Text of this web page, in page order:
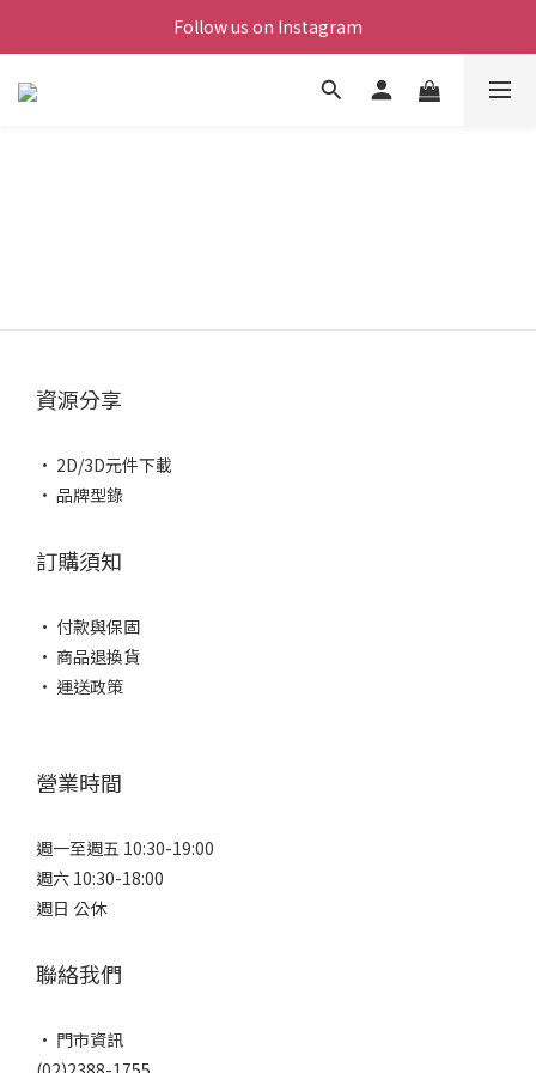
Follow us on Instagram
資源分享
• 2D/3D元件下載
• 品牌型錄
訂購須知
• 付款與保固
• 商品退換貨
• 運送政策
營業時間
週一至週五 10:30-19:00
週六 10:30-18:00
週日 公休
聯絡我們
• 門市資訊